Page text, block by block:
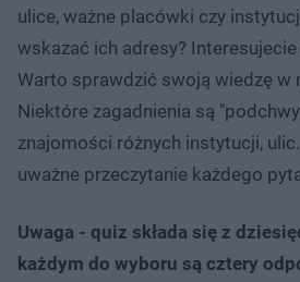
ulice, ważne placówki czy
wskazać ich adresy?
Warto sprawdzić swoją wiedzę w
Niektóre zagadnienia są
znajomości różnych instytucji,
uważne przeczytanie każdego
Uwaga - quiz składa się z
każdym do wyboru są cztery